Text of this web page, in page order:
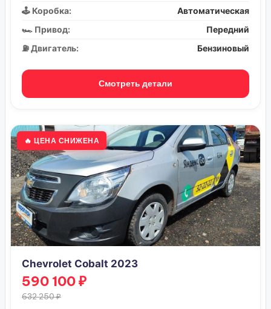
🕹️ Коробка:
Автоматическая
🏎️ Привод:
Передний
⛽ Двигатель:
Бензиновый
Смотреть детали
🔥 ЦЕНА СНИЖЕНА
Chevrolet Cobalt 2023
590 100 ₽
632 250 ₽